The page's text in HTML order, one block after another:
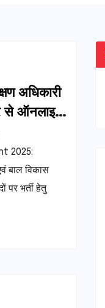
अधिकारी
से ऑनलाइन
2025:
बाल विकास
पर भर्ती हेतु